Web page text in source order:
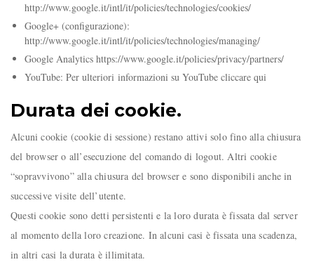
http://www.google.it/intl/it/policies/technologies/cookies/
Google+ (configurazione):
http://www.google.it/intl/it/policies/technologies/managing/
Google Analytics https://www.google.it/policies/privacy/partners/
YouTube: Per ulteriori informazioni su YouTube cliccare qui
Durata dei cookie.
Alcuni cookie (cookie di sessione) restano attivi solo fino alla chiusura
del browser o all’esecuzione del comando di logout. Altri cookie
“sopravvivono” alla chiusura del browser e sono disponibili anche in
successive visite dell’utente.
Questi cookie sono detti persistenti e la loro durata è fissata dal server
al momento della loro creazione. In alcuni casi è fissata una scadenza,
in altri casi la durata è illimitata.